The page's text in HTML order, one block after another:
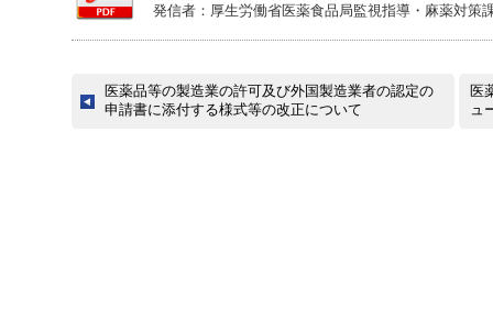
発信者：厚生労働省医薬食品局監視指導・麻薬対策
医薬品等の製造業の許可及び外国製造業者の認定の
申請書に添付する様式等の改正について
医
ュ